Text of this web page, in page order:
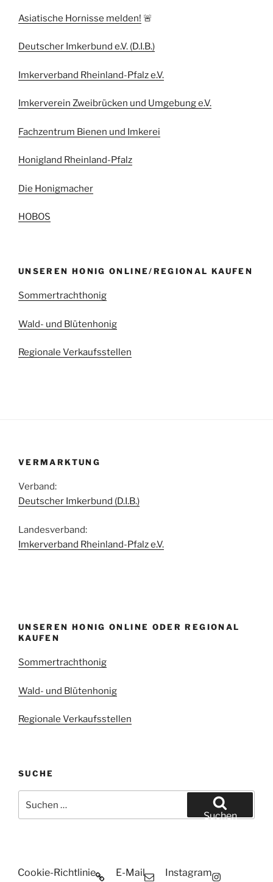
Asiatische Hornisse melden! 🚨
Deutscher Imkerbund e.V. (D.I.B.)
Imkerverband Rheinland-Pfalz e.V.
Imkerverein Zweibrücken und Umgebung e.V.
Fachzentrum Bienen und Imkerei
Honigland Rheinland-Pfalz
Die Honigmacher
HOBOS
UNSEREN HONIG ONLINE/REGIONAL KAUFEN
Sommertrachthonig
Wald- und Blütenhonig
Regionale Verkaufsstellen
VERMARKTUNG
Verband:
Deutscher Imkerbund (D.I.B.)
Landesverband:
Imkerverband Rheinland-Pfalz e.V.
UNSEREN HONIG ONLINE ODER REGIONAL
KAUFEN
Sommertrachthonig
Wald- und Blütenhonig
Regionale Verkaufsstellen
SUCHE
nach:
Suchen
Cookie-Richtlinie E-Mail Instagram